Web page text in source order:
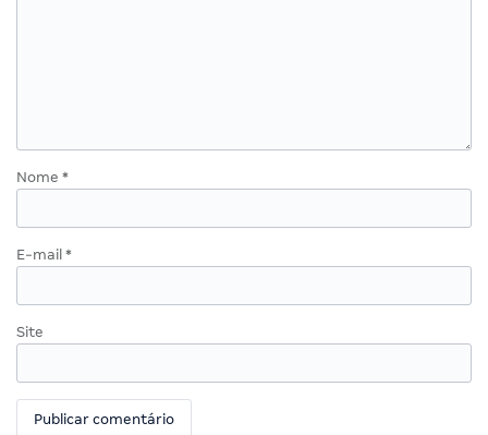
Nome *
E-mail *
Site